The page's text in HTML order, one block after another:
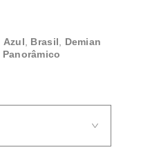
Azul, Brasil, Demian
Panorâmico